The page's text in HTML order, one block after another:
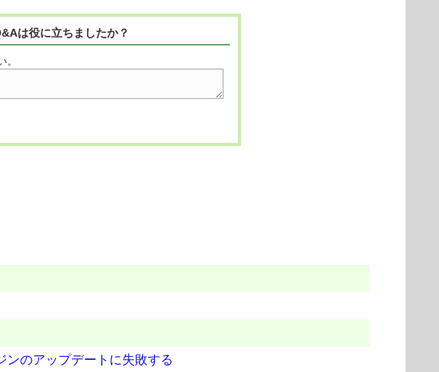
は役に立ちましたか？
のアップデートに失敗する